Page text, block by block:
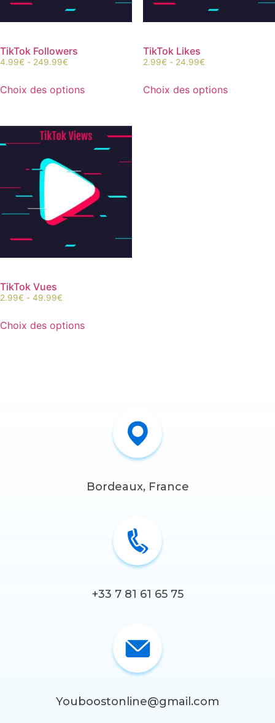
TikTok Followers
4.99€ - 249.99€
Choix des options
TikTok Likes
2.99€ - 24.99€
Choix des options
TikTok Vues
2.99€ - 49.99€
Choix des options
Bordeaux, France
+33 7 81 61 65 75
Youboostonline@gmail.com